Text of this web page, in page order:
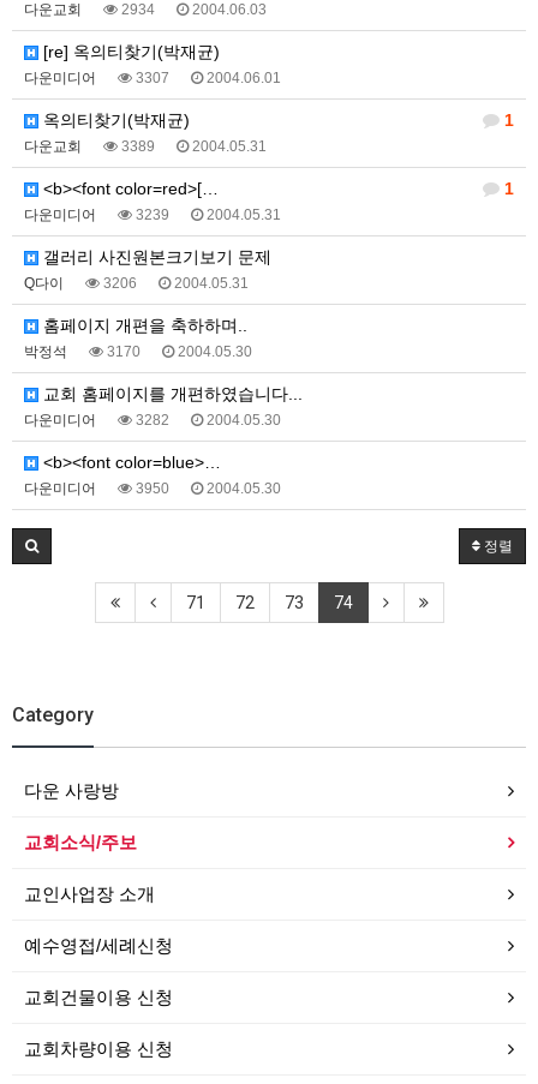
다운교회 2934 2004.06.03
[re] 옥의티찾기(박재균)
다운미디어 3307 2004.06.01
1
옥의티찾기(박재균)
다운교회 3389 2004.05.31
1
<b><font color=red>[…
다운미디어 3239 2004.05.31
갤러리 사진원본크기보기 문제
Q다이 3206 2004.05.31
홈페이지 개편을 축하하며..
박정석 3170 2004.05.30
교회 홈페이지를 개편하였습니다...
다운미디어 3282 2004.05.30
<b><font color=blue>…
다운미디어 3950 2004.05.30
정렬
71 72 73 74
Category
다운 사랑방
교회소식/주보
교인사업장 소개
예수영접/세례신청
교회건물이용 신청
교회차량이용 신청